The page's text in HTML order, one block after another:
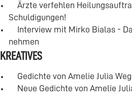
Ärzte verfehlen
Schuldigungen!
Interview mit Mirko Bialas -
nehmen
KREATIVES
Gedichte von Amelie Julia
Neue Gedichte von Amelie